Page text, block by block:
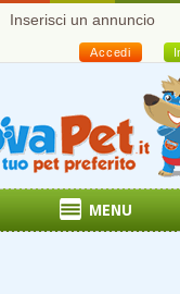
Inserisci un annuncio
Accedi
MENU